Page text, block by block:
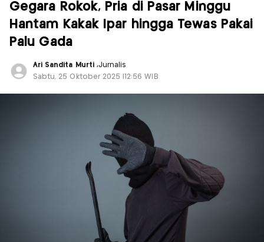
Gegara Rokok, Pria di Pasar Minggu
Hantam Kakak Ipar hingga Tewas Pakai
Palu Gada
Ari Sandita Murti ,Jurnalis
Sabtu, 25 Oktober 2025 |12:56 WIB